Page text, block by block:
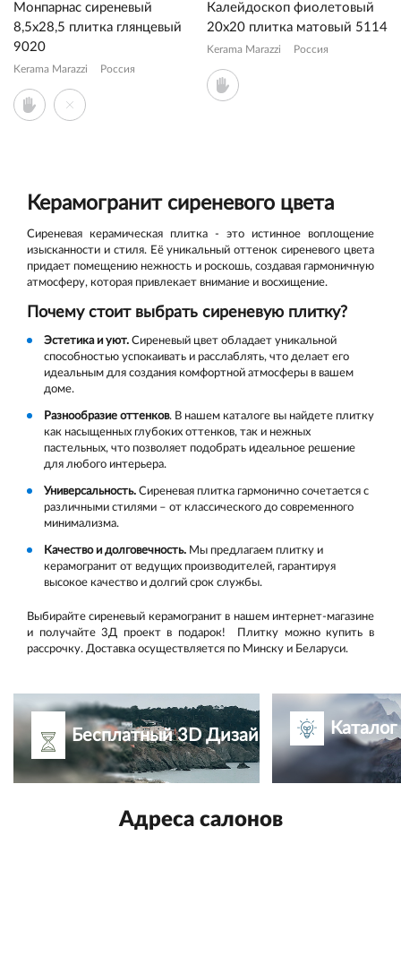
Монпарнас сиреневый
8,5x28,5 плитка глянцевый
9020
Kerama Marazzi Россия
Калейдоскоп фиолетовый
20x20 плитка матовый 5114
Kerama Marazzi Россия
Керамогранит сиреневого цвета
Сиреневая керамическая плитка - это истинное воплощение
изысканности и стиля. Её уникальный оттенок сиреневого цвета
придает помещению нежность и роскошь, создавая гармоничную
атмосферу, которая привлекает внимание и восхищение.
Почему стоит выбрать сиреневую плитку?
Эстетика и уют. Сиреневый цвет обладает уникальной
способностью успокаивать и расслаблять, что делает его
идеальным для создания комфортной атмосферы в вашем
доме.
Разнообразие оттенков. В нашем каталоге вы найдете плитку
как насыщенных глубоких оттенков, так и нежных
пастельных, что позволяет подобрать идеальное решение
для любого интерьера.
Универсальность. Сиреневая плитка гармонично сочетается с
различными стилями – от классического до современного
минимализма.
Качество и долговечность. Мы предлагаем плитку и
керамогранит от ведущих производителей, гарантируя
высокое качество и долгий срок службы.
Выбирайте сиреневый керамогранит в нашем интернет-магазине
и получайте 3Д проект в подарок! Плитку можно купить в
рассрочку. Доставка осуществляется по Минску и Беларуси.
Бесплатный 3D Дизайн-проект
Адреса салонов